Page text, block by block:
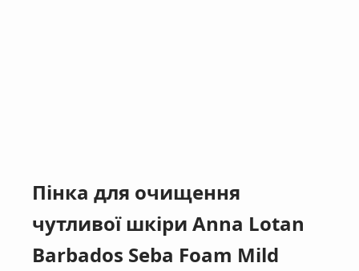
Пінка для очищення
чутливої шкіри Anna Lotan
Barbados Seba Foam Mild